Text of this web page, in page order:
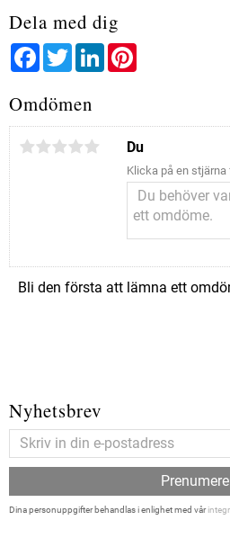
Dela med dig
FacebookTwitterLinkedIn
Omdömen
Du
Klicka på en
Bli den första att lämna ett
Nyhetsbrev
Dina personuppgifter behandlas i enlighet med vår